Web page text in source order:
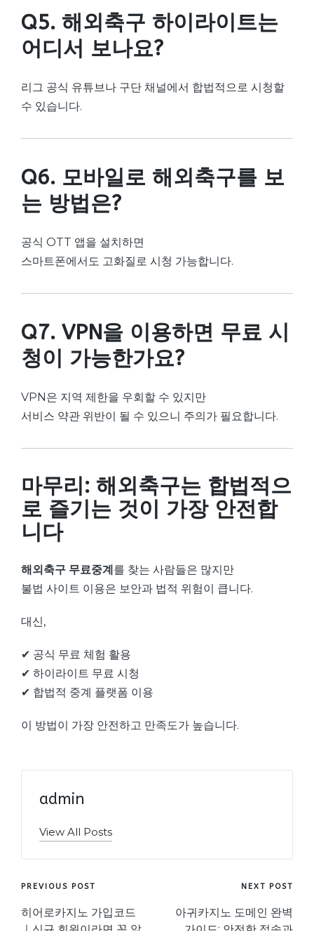
Q5. 해외축구 하이라이트는
어디서 보나요?
리그 공식 유튜브나 구단 채널에서 합법적으로 시청할
수 있습니다.
Q6. 모바일로 해외축구를 보
는 방법은?
공식 OTT 앱을 설치하면
스마트폰에서도 고화질로 시청 가능합니다.
Q7. VPN을 이용하면 무료 시
청이 가능한가요?
VPN은 지역 제한을 우회할 수 있지만
서비스 약관 위반이 될 수 있으니 주의가 필요합니다.
마무리: 해외축구는 합법적으
로 즐기는 것이 가장 안전합
니다
해외축구 무료중계를 찾는 사람들은 많지만
불법 사이트 이용은 보안과 법적 위험이 큽니다.
대신,
✔ 공식 무료 체험 활용
✔ 하이라이트 무료 시청
✔ 합법적 중계 플랫폼 이용
이 방법이 가장 안전하고 만족도가 높습니다.
admin
View All Posts
Post
navigation
PREVIOUS POST
히어로카지노 가입코드
NEXT POST
아귀카지노 도메인 완벽